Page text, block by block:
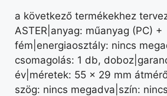
a következő termékekhez
ASTER|anyag: műanyag (PC) +
fém|energiaosztály: nincs
csomagolás: 1 db,
év|méretek: 55 × 29 mm
szög: nincs megadva|szín: nincs